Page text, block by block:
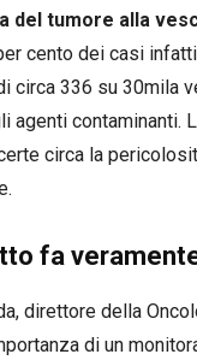
del tumore alla
cento dei casi
circa 336 su 30mila
agenti contaminanti.
circa la
fa
direttore della
di un